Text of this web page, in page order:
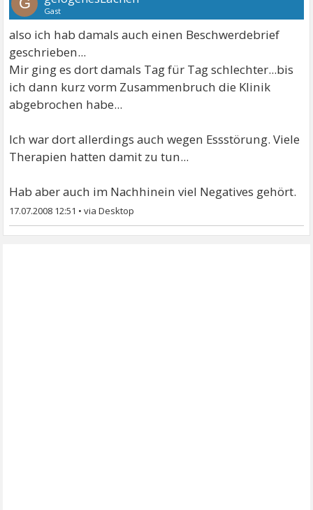
Gast
also ich hab damals auch einen Beschwerdebrief
geschrieben...
Mir ging es dort damals Tag für Tag schlechter...bis
ich dann kurz vorm Zusammenbruch die Klinik
abgebrochen habe...
Ich war dort allerdings auch wegen Essstörung. Viele
Therapien hatten damit zu tun...
Hab aber auch im Nachhinein viel Negatives gehört.
17.07.2008 12:51 •